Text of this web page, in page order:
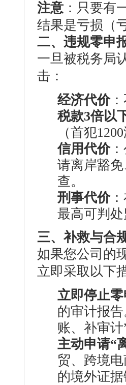
注意 ：只要有
结果是亏损（
二、违规零申
一旦被税务局
击：
经济代价
税款3倍以
（首犯
信用代价
请离岸豁
查。
刑事代价
最高可判
三、补救与合
如果您公司的
立即采取以下
立即停止
的审计报
账、补审计
主动申请“
贸、跨境
的境外证